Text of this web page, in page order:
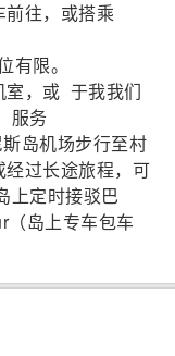
往，或搭乘
有限。
室，或 于我我们
服务
岛机场步行至村
过长途旅程，可
上定时接驳巴
岛上专车包车